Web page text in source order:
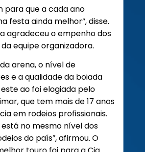
para que a cada ano
festa ainda melhor”, disse.
agradeceu o empenho dos
equipe organizadora.
arena, o nível de
e a qualidade da boiada
ao foi elogiada pelo
que tem mais de 17 anos
em rodeios profissionais.
está no mesmo nível dos
do país”, afirmou. O